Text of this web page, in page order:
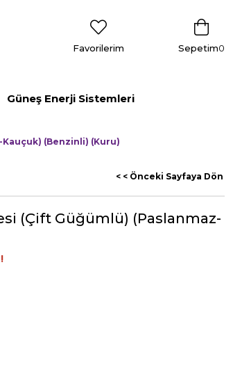
Sepetim0
Favorilerim
Güneş Enerji Sistemleri
Kauçuk) (Benzinli) (Kuru)
< < Önceki Sayfaya Dön
(Çift Güğümlü) (Paslanmaz-